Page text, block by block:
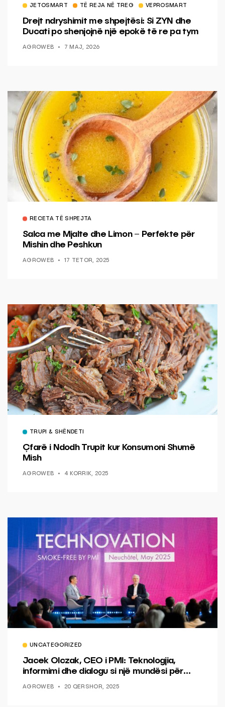
JETOSMART TË REJA NË TREG VEPROSMART
Drejt ndryshimit me shpejtësi: Si ZYN dhe
Ducati po shenjojnë një epokë të re pa tym
AGROWEB 7 MAJ, 2026
RECETA TË SHPEJTA
Salca me Mjalte dhe Limon – Perfekte për
Mishin dhe Peshkun
AGROWEB 17 TETOR, 2025
TRUPI & SHËNDETI
Çfarë i Ndodh Trupit kur Konsumoni Shumë
Mish
AGROWEB 4 KORRIK, 2025
UNCATEGORIZED
Jacek Olczak, CEO i PMI: Teknologjia,
informimi dhe dialogu si një mundësi për
AGROWEB 20 QERSHOR, 2025